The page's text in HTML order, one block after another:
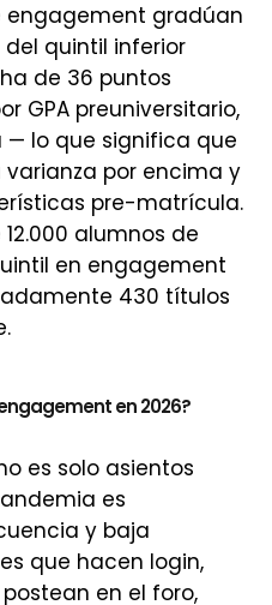
engagement gradúan
del quintil inferior
de 36 puntos
GPA preuniversitario,
lo que significa que
por encima y
pre-matrícula.
alumnos de
en engagement
430 títulos
en 2026?
es solo asientos
es
y baja
que hacen login,
en el foro,